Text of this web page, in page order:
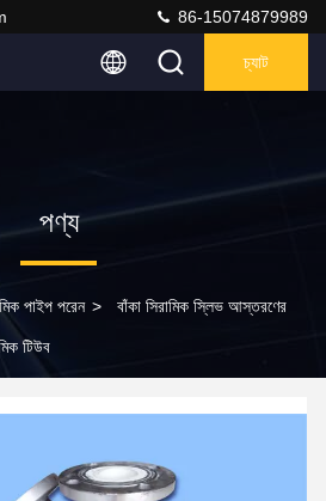
86-15074879989
চ্যাট
পণ্য
পাইপ পরেন > বাঁকা সিরামিক স্লিভ আস্তরণের
টিউব